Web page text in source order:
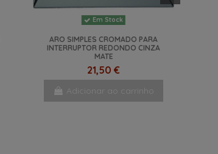
Em Stock
ARO SIMPLES CROMADO PARA
INTERRUPTOR REDONDO CINZA
MATE
21,50 €
Adicionar ao carrinho